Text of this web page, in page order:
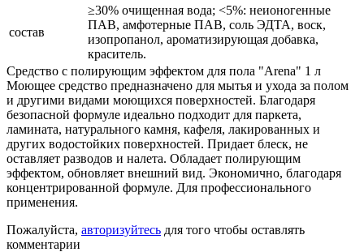
состав
≥30% очищенная вода; <5%: неионогенные
ПАВ, амфотерные ПАВ, соль ЭДТА, воск,
изопропанол, ароматизирующая добавка,
краситель.
Средство с полирующим эффектом для пола "Arena" 1 л
Моющее средство предназначено для мытья и ухода за полом
и другими видами моющихся поверхностей. Благодаря
безопасной формуле идеально подходит для паркета,
ламината, натурального камня, кафеля, лакированных и
других водостойких поверхностей. Придает блеск, не
оставляет разводов и налета. Обладает полирующим
эффектом, обновляет внешний вид. Экономично, благодаря
концентрированной формуле. Для профессионального
применения.
Пожалуйста, авторизуйтесь для того чтобы оставлять
комментарии